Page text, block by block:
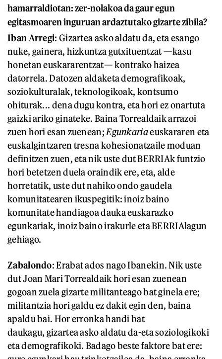
hamarraldiotan: zer-nolakoa da gaur egun
egitasmoaren inguruan ardaztutako gizarte zibila?
Iban Arregi: Gizartea asko aldatu da, eta esango
nuke, gainera, hizkuntza gutxituentzat —kasu
honetan euskararentzat— kontrako haizea
datorrela. Datozen aldaketa demografikoak,
soziokulturalak, teknologikoak, kontsumo
ohiturak... dena dugu kontra, eta hori ez onartuta
gaizki ariko ginateke. Baina Torrealdaik arrazoi
zuen hori esan zuenean; Egunkariaeuskararen eta
euskalgintzaren tresna kohesionatzaile moduan
definitzen zuen, eta nik uste dut BERRIAk funtzio
hori betetzen duela oraindik ere, eta, alde
horretatik, uste dut nahiko ondo gaudela
komunitatearen ikuspegitik: inoiz baino
komunitate handiagoa dauka euskarazko
egunkariak, inoiz baino irakurle eta BERRIAlagun
gehiago.
Zabalondo: Erabat ados nago Ibanekin. Nik uste
dut Joan Mari Torrealdaik hori esan zuenean
gogoan zuela gizarte militanteago bat ginela ere;
militantzia hori galdu ez dakit egin den, baina
apaldu bai. Hor erronka handi bat
daukagu, gizartea asko aldatu da-eta soziologikoki
eta demografikoki. Badago beste faktore bat ere: